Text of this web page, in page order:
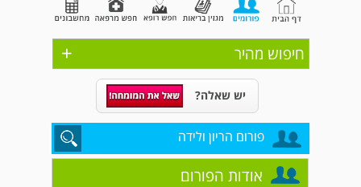
+ חיפוש מהיר
יש שאלה?
פורום הריון ולידה
אודות הפורום